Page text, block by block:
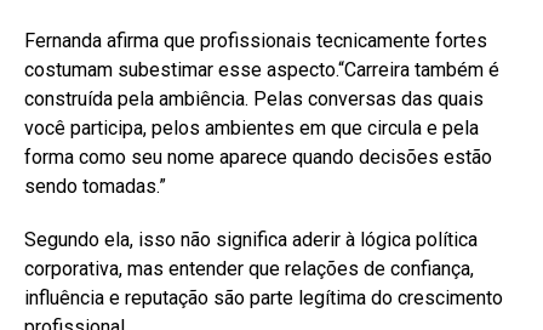
Fernanda afirma que profissionais tecnicamente fortes
costumam subestimar esse aspecto.“Carreira também é
construída pela ambiência. Pelas conversas das quais
você participa, pelos ambientes em que circula e pela
forma como seu nome aparece quando decisões estão
sendo tomadas.”
Segundo ela, isso não significa aderir à lógica política
corporativa, mas entender que relações de confiança,
influência e reputação são parte legítima do crescimento